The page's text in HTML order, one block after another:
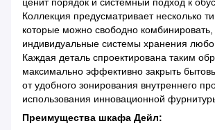
Коллекция предусматривает несколько
которые можно свободно комбинировать,
индивидуальные системы хранения
Каждая деталь спроектирована таким
максимально эффективно закрыть
от удобного зонирования внутреннего
использования инновационной
Преимущества шкафа Дейл: